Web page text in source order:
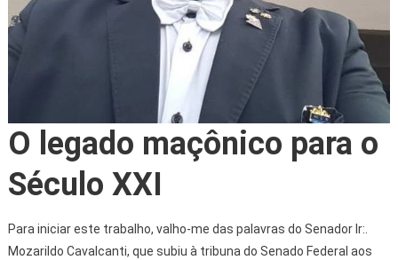
O legado maçônico para o
Século XXI
Para iniciar este trabalho, valho-me das palavras do Senador Ir:.
Mozarildo Cavalcanti, que subiu à tribuna do Senado Federal aos